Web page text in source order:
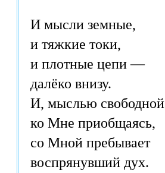
И мысли земные,
и тяжкие токи,
и плотные цепи —
далёко внизу.
И, мыслью свободной
ко Мне приобщаясь,
со Мной пребывает
воспрянувший дух.